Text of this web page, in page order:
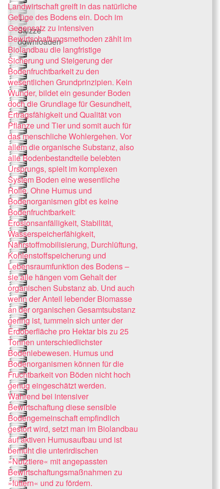
Skizze
downloaden
Landwirtschaft greift in das natürliche
Gefüge des Bodens ein. Doch im
Gegensatz zu intensiven
Bewirtschaftungsmethoden zählt im
Biolandbau die langfristige
Sicherung und Steigerung der
Bodenfruchtbarkeit zu den
wesentlichen Grundprinzipien. Kein
Wunder, bildet ein gesunder Boden
doch die Grundlage für Gesundheit,
Ertragsfähigkeit und Qualität von
Pflanze und Tier und somit auch für
das menschliche Wohlergehen. Vor
allem die organische Substanz, also
alle Bodenbestandteile belebten
Ursprungs, spielt im komplexen
System Boden eine wesentliche
Rolle. Ohne Humus und
Bodenorganismen gibt es keine
Bodenfruchtbarkeit:
Erosionsanfälligkeit, Stabilität,
Wasserspeicherfähigkeit,
Nährstoffmobilisierung, Durchlüftung,
Kohlenstoffspeicherung und
Lebensraumfunktion des Bodens –
sie alle hängen vom Gehalt der
organischen Substanz ab. Und auch
wenn der Anteil lebender Biomasse
an der organischen Gesamtsubstanz
gering ist, tummeln sich unter der
Erdoberfläche pro Hektar bis zu 25
Tonnen unterschiedlichster
Bodenlebewesen. Humus und
Bodenorganismen können für die
Fruchtbarkeit von Böden nicht hoch
genug eingeschätzt werden.
Während bei intensiver
Bewirtschaftung diese sensible
Bodengemeinschaft empfindlich
gestört wird, setzt man im Biolandbau
auf aktiven Humusaufbau und ist
bemüht die unterirdischen
»Nutztiere« mit angepassten
Bewirtschaftungsmaßnahmen zu
»füttern« und zu fördern.